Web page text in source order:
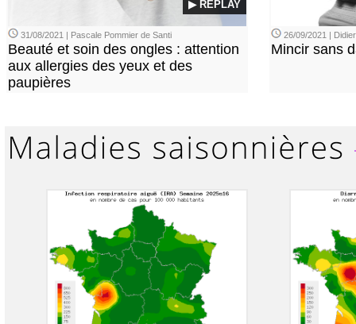
▶ REPLAY
31/08/2021 | Pascale Pommier de Santi
Beauté et soin des ongles : attention
aux allergies des yeux et des
paupières
26/09/2021 |
Mincir sans